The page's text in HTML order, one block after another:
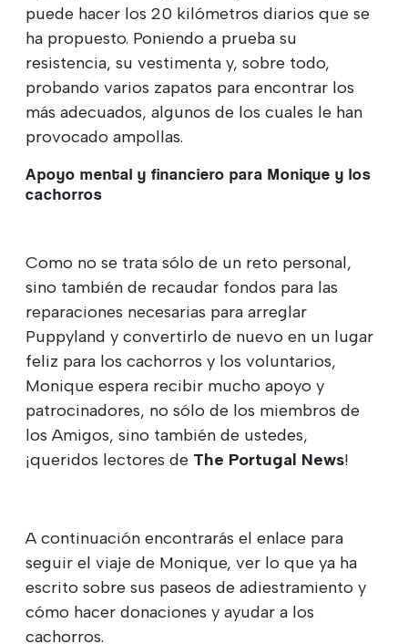
puede hacer los 20 kilómetros diarios que se
ha propuesto. Poniendo a prueba su
resistencia, su vestimenta y, sobre todo,
probando varios zapatos para encontrar los
más adecuados, algunos de los cuales le han
provocado ampollas.
Apoyo mental y financiero para Monique y los
cachorros
Como no se trata sólo de un reto personal,
sino también de recaudar fondos para las
reparaciones necesarias para arreglar
Puppyland y convertirlo de nuevo en un lugar
feliz para los cachorros y los voluntarios,
Monique espera recibir mucho apoyo y
patrocinadores, no sólo de los miembros de
los Amigos, sino también de ustedes,
¡queridos lectores de The Portugal News!
A continuación encontrarás el enlace para
seguir el viaje de Monique, ver lo que ya ha
escrito sobre sus paseos de adiestramiento y
cómo hacer donaciones y ayudar a los
cachorros.